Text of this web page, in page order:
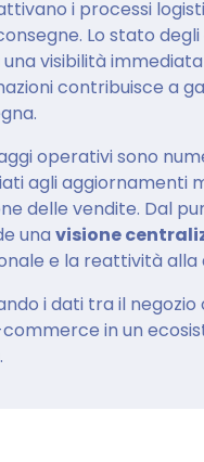
i processi
Lo stato
visibilità
contribuisce a
operativi sono
agli aggiornamenti
delle vendite. Dal
una visione
e la reattività alla
i dati tra il
in un